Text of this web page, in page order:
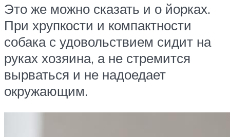
Это же можно сказать и о йорках.
При хрупкости и компактности
собака с удовольствием сидит на
руках хозяина, а не стремится
вырваться и не надоедает
окружающим.